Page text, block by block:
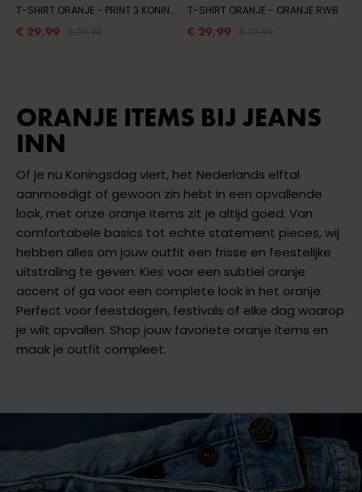
T-SHIRT ORANJE - PRINT 3 KONINGSDAG
€ 29,99
T-SHIRT ORANJE - ORANJE RWB
€ 29,99
ORANJE ITEMS BIJ JEANS
INN
Of je nu Koningsdag viert, het Nederlands elftal
aanmoedigt of gewoon zin hebt in een opvallende
look, met onze oranje items zit je altijd goed. Van
comfortabele basics tot echte statement pieces, wij
hebben alles om jouw outfit een frisse en feestelijke
uitstraling te geven. Kies voor een subtiel oranje
accent of ga voor een complete look in het oranje.
Perfect voor feestdagen, festivals of elke dag waarop
je wilt opvallen. Shop jouw favoriete oranje items en
maak je outfit compleet.